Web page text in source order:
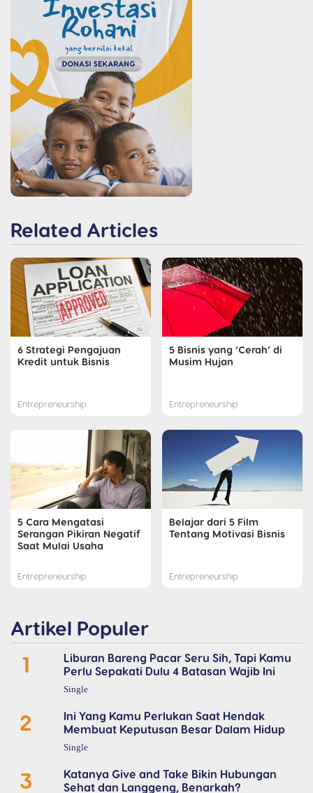
Related Articles
6 Strategi Pengajuan
Kredit untuk Bisnis
Entrepreneurship
5 Bisnis yang ‘Cerah’ di
Musim Hujan
Entrepreneurship
5 Cara Mengatasi
Serangan Pikiran Negatif
Saat Mulai Usaha
Entrepreneurship
Belajar dari 5 Film
Tentang Motivasi Bisnis
Entrepreneurship
Artikel Populer
1
Liburan Bareng Pacar Seru Sih, Tapi Kamu
Perlu Sepakati Dulu 4 Batasan Wajib Ini
Single
2
Ini Yang Kamu Perlukan Saat Hendak
Membuat Keputusan Besar Dalam Hidup
Single
3
Katanya Give and Take Bikin Hubungan
Sehat dan Langgeng, Benarkah?